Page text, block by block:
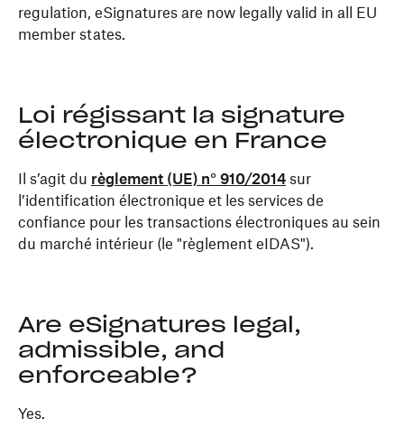
regulation, eSignatures are now legally valid in all EU
member states.
Loi régissant la signature
électronique en France
Il s’agit du règlement (UE) n° 910/2014 sur
l’identification électronique et les services de
confiance pour les transactions électroniques au sein
du marché intérieur (le "règlement eIDAS").
Are eSignatures legal,
admissible, and
enforceable?
Yes.